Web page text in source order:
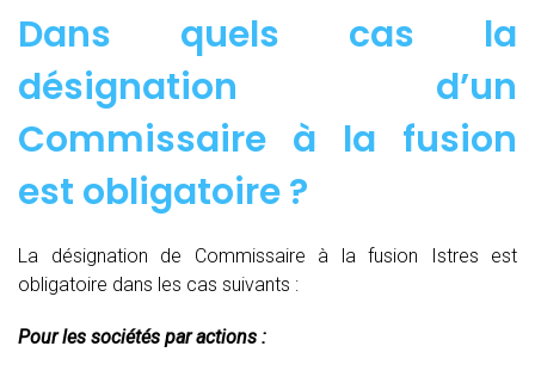
Dans quels cas la
désignation d’un
Commissaire à la fusion
est obligatoire ?
La désignation de Commissaire à la fusion Istres est
obligatoire dans les cas suivants :
Pour les sociétés par actions :